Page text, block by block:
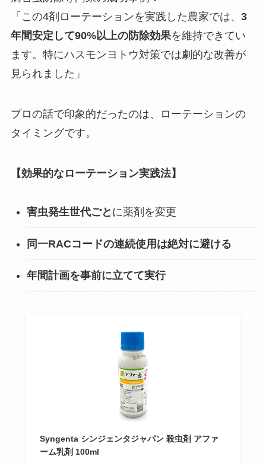
「この4剤ローテーションを実践した農家では、 3
年間安定して90%以上の防除効果を維持できてい
ます。特にハスモンヨトウ対策では劇的な改善が
見られました」
プロの話で印象的だったのは、ローテーションの
タイミングです。
【効果的なローテーション実践法】
害虫発生世代ごと に薬剤を変更
同一RACコードの連続使用は絶対に避ける
年間計画を事前に立てて実行
Syngenta シンジェンタジャパン 殺虫剤 アファ
ーム乳剤 100ml